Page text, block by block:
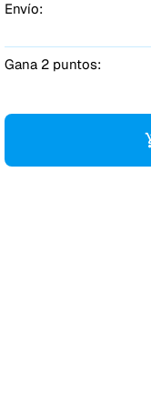
Envío:
Gana 2 puntos: